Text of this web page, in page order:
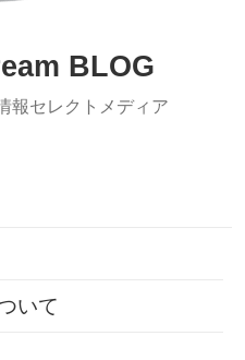
BLOG
報セレクトメディア
いて